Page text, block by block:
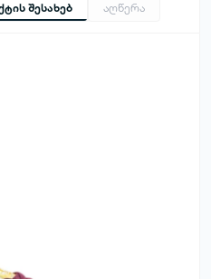
შესახებ აღწერა